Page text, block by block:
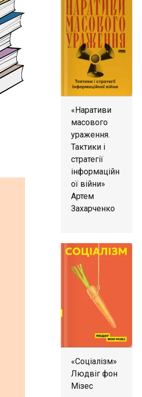
«Наративи
масового
ураження.
Тактики і
стратегії
інформаційн
ої війни»
Артем
Захарченко
«Соціалізм»
Людвіг фон
Мізес